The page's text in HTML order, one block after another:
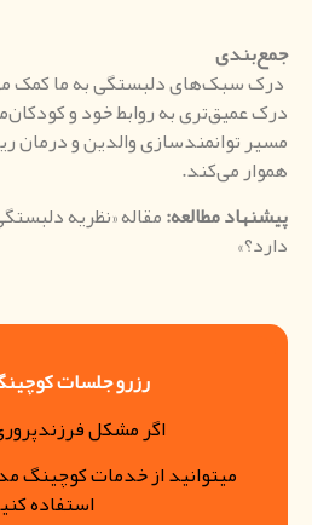
جمع‌بندی
درک سبک‌های دلبستگی به ما کمک
درک عمیق‌تری به روابط خود و
مسیر توانمندسازی والدین و درمان
هموار می‌کند.
پیشنهاد مطالعه:مقاله «نظریه
دارد؟»
رزرو جلسات
اگر مشکل
میتوانید از خدمات کوچینگ
استفاده